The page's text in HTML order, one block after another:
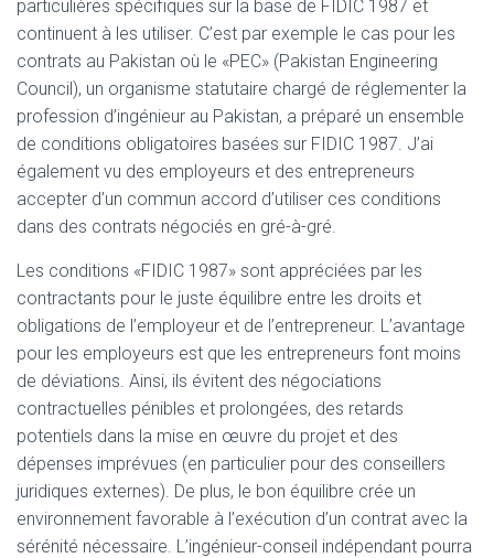
particulières spécifiques sur la base de FIDIC 1987 et
continuent à les utiliser. C’est par exemple le cas pour les
contrats au Pakistan où le «PEC» (Pakistan Engineering
Council), un organisme statutaire chargé de réglementer la
profession d’ingénieur au Pakistan, a préparé un ensemble
de conditions obligatoires basées sur FIDIC 1987. J’ai
également vu des employeurs et des entrepreneurs
accepter d’un commun accord d’utiliser ces conditions
dans des contrats négociés en gré-à-gré.
Les conditions «FIDIC 1987» sont appréciées par les
contractants pour le juste équilibre entre les droits et
obligations de l’employeur et de l’entrepreneur. L’avantage
pour les employeurs est que les entrepreneurs font moins
de déviations. Ainsi, ils évitent des négociations
contractuelles pénibles et prolongées, des retards
potentiels dans la mise en œuvre du projet et des
dépenses imprévues (en particulier pour des conseillers
juridiques externes). De plus, le bon équilibre crée un
environnement favorable à l’exécution d’un contrat avec la
sérénité nécessaire. L’ingénieur-conseil indépendant pourra